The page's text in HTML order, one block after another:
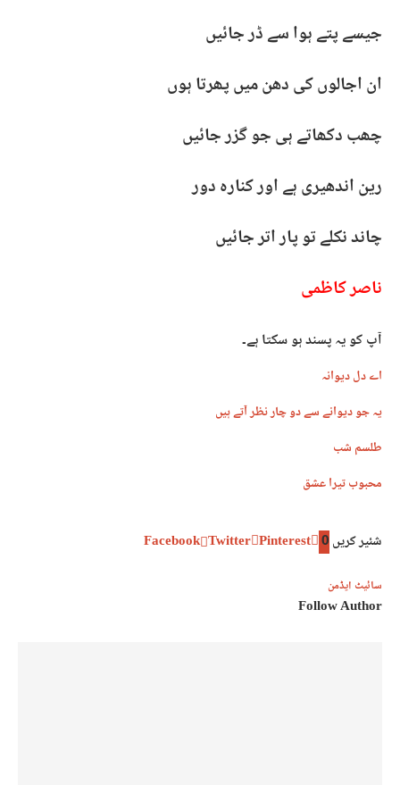
جیسے پتے ہوا سے ڈر جائیں
ان اجالوں کی دھن میں پھرتا ہوں
چھب دکھاتے ہی جو گزر جائیں
رین اندھیری ہے اور کنارہ دور
چاند نکلے تو پار اتر جائیں
ناصر کاظمی
آپ کو یہ پسند ہو سکتا ہے۔
اے دل دیوانہ
یہ جو دیوانے سے دو چار نظر آتے ہیں
طلسم شب
محبوب تیرا عشق
شئیر کریں0
Facebook Twitter Pinterest
سائیٹ ایڈمن
Follow Author